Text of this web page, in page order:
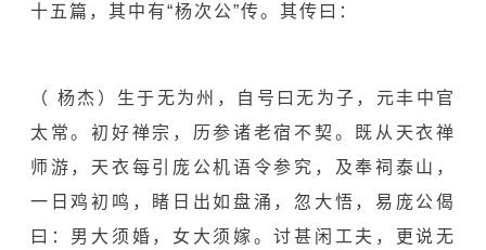
十五篇，其中有“杨次公”传。其传曰：
（ 杨杰）生于无为州，自号曰无为子，元丰中官
太常。初好禅宗，历参诸老宿不契。既从天衣禅
师游，天衣每引庞公机语令参究，及奉祠泰山，
一日鸡初鸣，睹日出如盘涌，忽大悟，易庞公偈
曰：男大须婚，女大须嫁。讨甚闲工夫，更说无